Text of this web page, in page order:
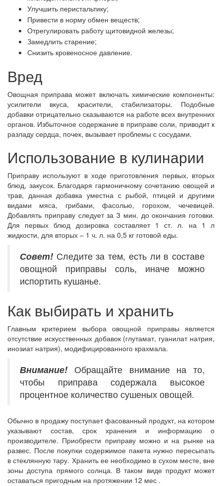
Улучшить перистальтику;
Привести в норму обмен веществ;
Отрегулировать работу щитовидной железы;
Замедлить старение;
Снизить кровеносное давление.
Вред
Овощная приправа может включать химические компоненты:
усилители вкуса, красители, стабилизаторы. Подобные
добавки отрицательно сказываются на работе всех внутренних
органов. Избыточное содержание в приправе соли, приводит к
разладу сердца, почек, вызывает проблемы с сосудами.
Использование в кулинарии
Приправу используют в ходе приготовления первых, вторых
блюд, закусок. Благодаря гармоничному сочетанию овощей и
трав, данная добавка уместна с рыбой, птицей и другими
видами мяса, грибами, фасолью, горохом, чечевицей.
Добавлять приправу следует за 3 мин. до окончания готовки.
Для первых блюд дозировка составляет 1 ст. л. на 1 л
жидкости, для вторых – 1 ч. л. на 0,5 кг готовой еды.
Совет!Следите за тем, есть ли в составе
овощной приправы соль, иначе можно
испортить кушанье.
Как выбирать и хранить
Главным критерием выбора овощной приправы является
отсутствие искусственных добавок (глутамат, гуанилат натрия,
инозиат натрия), модифицированного крахмала.
Внимание!Обращайте внимание на то,
чтобы приправа содержала высокое
процентное количество сушеных овощей.
Обычно в продажу поступает фасованный продукт, на котором
указывают состав, срок хранения и информацию о
производителе. Приобрести приправу можно и на рынке на
развес. После покупки содержимое пакета нужно пересыпать
в стеклянную тару. Хранить ее необходимо в сухом месте, вне
зоны доступа прямого солнца. В таком виде продукт может
оставаться пригодным на протяжении 12 мес .